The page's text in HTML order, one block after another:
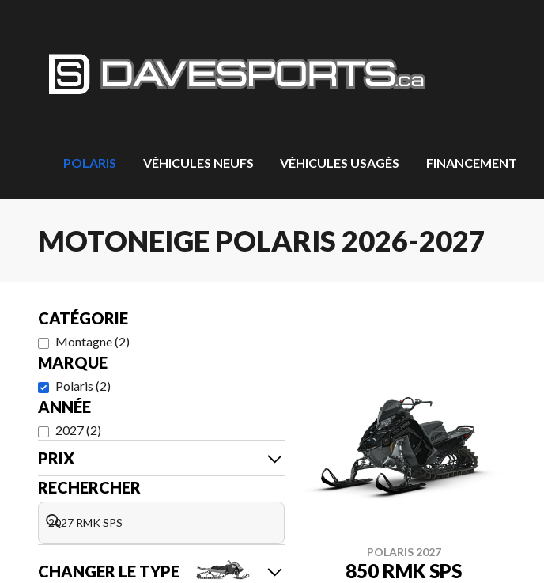
POLARIS VÉHICULES NEUFS VÉHICULES USAGÉS FINANCEMENT
MOTONEIGE POLARIS 2026-2027
CATÉGORIE
Montagne(2)
MARQUE
Polaris (2)
ANNÉE
2027(2)
PRIX
RECHERCHER
CHANGER LE TYPE
POLARIS 2027
850 RMK SPS